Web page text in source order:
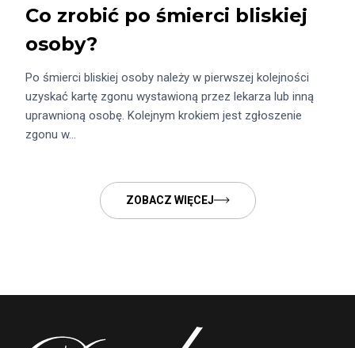
Co zrobić po śmierci bliskiej
osoby?
Po śmierci bliskiej osoby należy w pierwszej kolejności
uzyskać kartę zgonu wystawioną przez lekarza lub inną
uprawnioną osobę. Kolejnym krokiem jest zgłoszenie
zgonu w…
ZOBACZ WIĘCEJ